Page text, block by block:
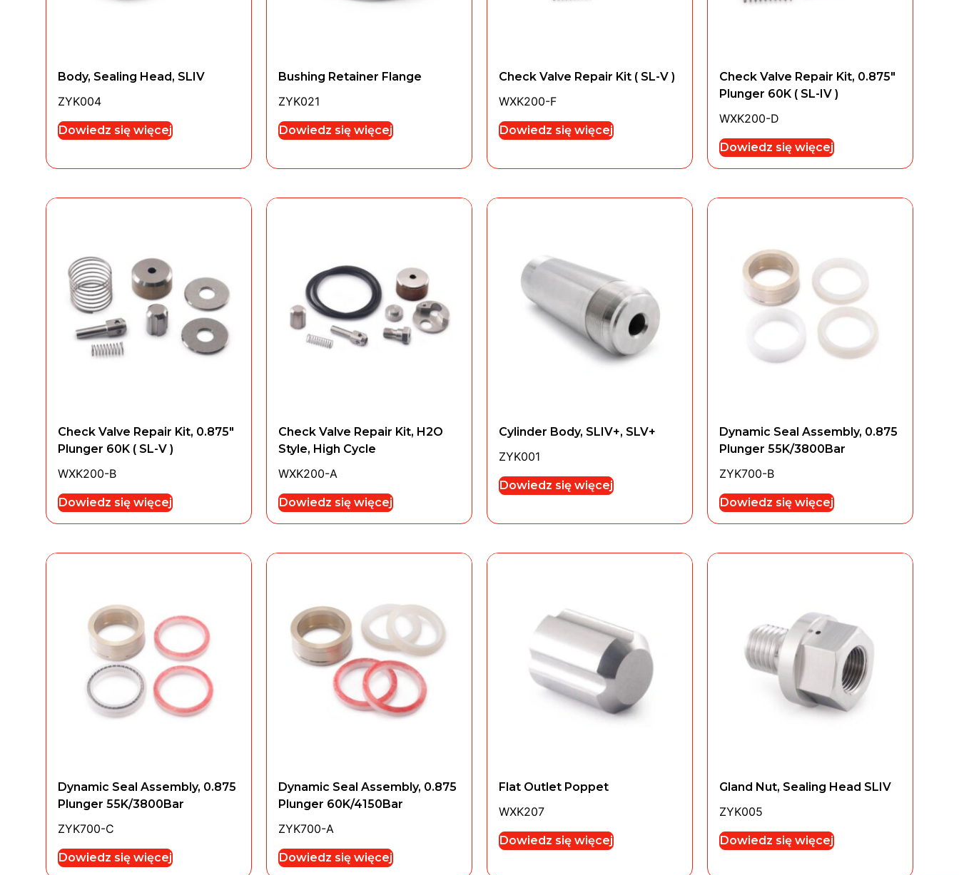
Body, Sealing Head, SLIV
ZYK004
Dowiedz się więcej
Bushing Retainer Flange
ZYK021
Dowiedz się więcej
Check Valve Repair Kit ( SL-V )
WXK200-F
Dowiedz się więcej
Check Valve Repair Kit, 0.875″
Plunger 60K ( SL-IV )
WXK200-D
Dowiedz się więcej
Check Valve Repair Kit, 0.875″
Plunger 60K ( SL-V )
WXK200-B
Dowiedz się więcej
Check Valve Repair Kit, H2O
Style, High Cycle
WXK200-A
Dowiedz się więcej
Cylinder Body, SLIV+, SLV+
ZYK001
Dowiedz się więcej
Dynamic Seal Assembly, 0.875
Plunger 55K/3800Bar
ZYK700-B
Dowiedz się więcej
Dynamic Seal Assembly, 0.875
Plunger 55K/3800Bar
ZYK700-C
Dowiedz się więcej
Dynamic Seal Assembly, 0.875
Plunger 60K/4150Bar
ZYK700-A
Dowiedz się więcej
Flat Outlet Poppet
WXK207
Dowiedz się więcej
Gland Nut, Sealing Head SLIV
ZYK005
Dowiedz się więcej